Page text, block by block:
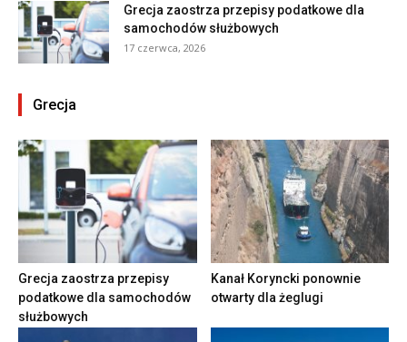
Grecja zaostrza przepisy podatkowe dla
samochodów służbowych
17 czerwca, 2026
Grecja
Grecja zaostrza przepisy
podatkowe dla samochodów
służbowych
Kanał Koryncki ponownie
otwarty dla żeglugi